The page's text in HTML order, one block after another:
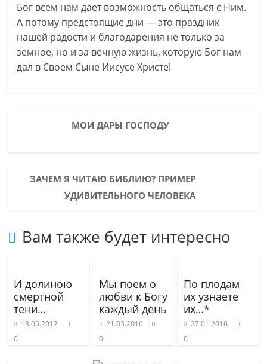
Бог всем нам дает возможность общаться с Ним.
А потому предстоящие дни — это праздник
нашей радости и благодарения не только за
земное, но и за вечную жизнь, которую Бог нам
дал в Своем Сыне Иисусе Христе!
МОИ ДАРЫ ГОСПОДУ
ЗАЧЕМ Я ЧИТАЮ БИБЛИЮ? ПРИМЕР
УДИВИТЕЛЬНОГО ЧЕЛОВЕКА
Вам также будет интересно
И долиною
смертной
тени…
13.06.2017
0
Мы поем о
любви к Богу
каждый день
21.03.2016
0
По плодам
их узнаете
их…*
27.01.2016
0